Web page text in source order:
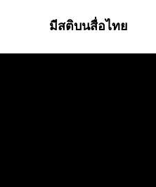
มีสติบนสื่อไทย